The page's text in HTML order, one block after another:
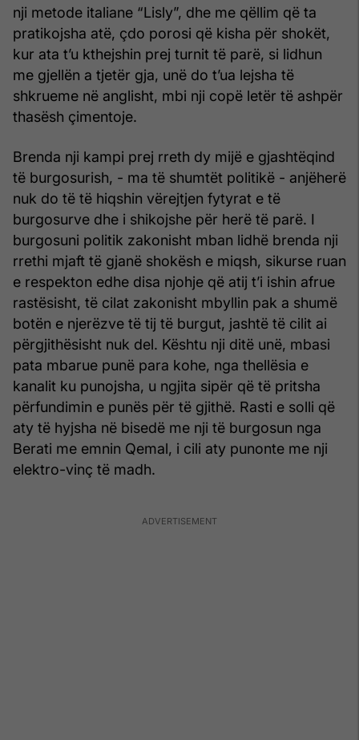
nji metode italiane “Lisly”, dhe me qëllim që ta
pratikojsha atë, çdo porosi që kisha për shokët,
kur ata t’u kthejshin prej turnit të parë, si lidhun
me gjellën a tjetër gja, unë do t’ua lejsha të
shkrueme në anglisht, mbi nji copë letër të ashpër
thasësh çimentoje.
Brenda nji kampi prej rreth dy mijë e gjashtëqind
të burgosurish, - ma të shumtët politikë - anjëherë
nuk do të të hiqshin vërejtjen fytyrat e të
burgosurve dhe i shikojshe për herë të parë. I
burgosuni politik zakonisht mban lidhë brenda nji
rrethi mjaft të gjanë shokësh e miqsh, sikurse ruan
e respekton edhe disa njohje që atij t’i ishin afrue
rastësisht, të cilat zakonisht mbyllin pak a shumë
botën e njerëzve të tij të burgut, jashtë të cilit ai
përgjithësisht nuk del. Kështu nji ditë unë, mbasi
pata mbarue punë para kohe, nga thellësia e
kanalit ku punojsha, u ngjita sipër që të pritsha
përfundimin e punës për të gjithë. Rasti e solli që
aty të hyjsha në bisedë me nji të burgosun nga
Berati me emnin Qemal, i cili aty punonte me nji
elektro-vinç të madh.